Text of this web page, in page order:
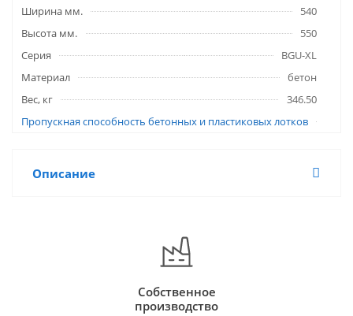
Ширина мм.
540
Высота мм.
550
Серия
BGU-XL
Материал
бетон
Вес, кг
346.50
Пропускная способность бетонных и пластиковых лотков
Описание
Собственное
производство